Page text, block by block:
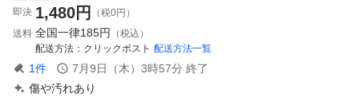
即決 1,480円
（税0円）
送料 全国一律185円
（税込）
配送方法
クリックポスト 配送方法一覧
1件 7月9日（木）3時57分 終了
傷や汚れあり